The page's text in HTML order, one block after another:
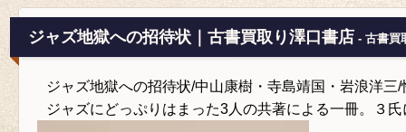
ジャズ地獄への招待状｜古書買取り澤口書店 - 古書買
ジャズ地獄への招待状/中山康樹・寺島靖国・岩浪洋三/
ジャズにどっぷりはまった3人の共著による一冊。３